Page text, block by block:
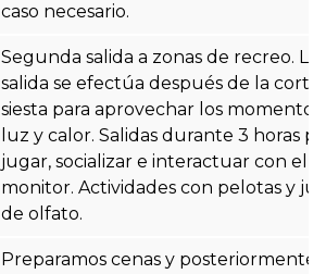
caso necesario.
Segunda salida a zonas de recreo. La
salida se efectúa después de la corta
siesta para aprovechar los momentos
luz y calor. Salidas durante 3 horas
jugar, socializar e interactuar con el
monitor. Actividades con pelotas y
de olfato.
Preparamos cenas y posteriormente